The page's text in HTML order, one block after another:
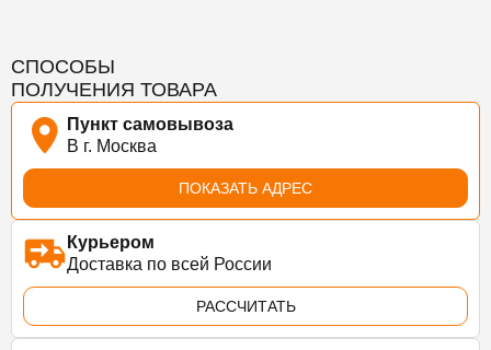
СПОСОБЫ
ПОЛУЧЕНИЯ ТОВАРА
Пункт самовывоза
В г. Москва
ПОКАЗАТЬ АДРЕС
Курьером
Доставка по всей России
РАССЧИТАТЬ